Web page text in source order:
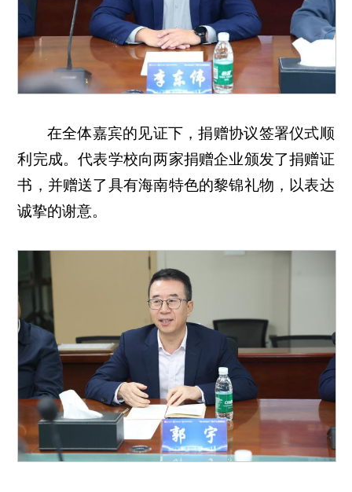
在全体嘉宾的见证下，捐赠协议签署仪式顺
利完成。代表学校向两家捐赠企业颁发了捐赠证
书，并赠送了具有海南特色的黎锦礼物，以表达
诚挚的谢意。